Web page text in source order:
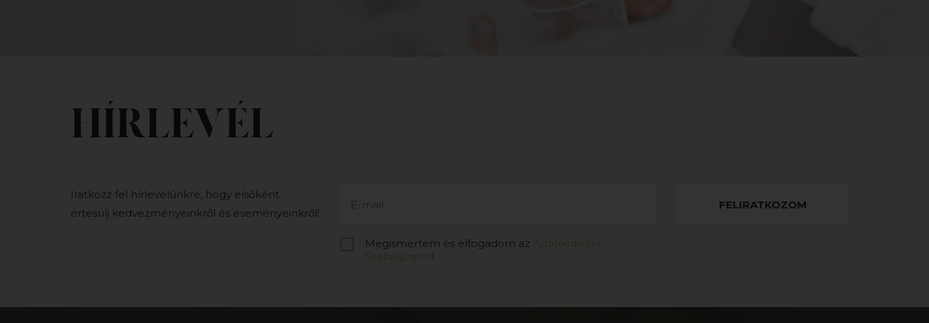
HÍRLEVÉL
Iratkozz fel hírlevelünkre, hogy elsőként
értesülj kedvezményeinkről és eseményeinkről!
Megismertem és elfogadom az Adatvédelmi
Szabályzatot !
FELIRATKOZOM